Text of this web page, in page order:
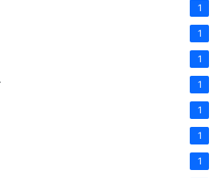
1
1
1
1
1
1
1